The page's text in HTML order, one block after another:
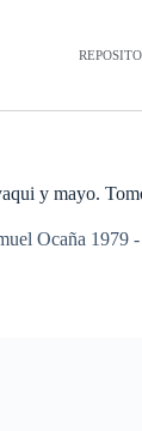
y mayo.
Ocaña 1979